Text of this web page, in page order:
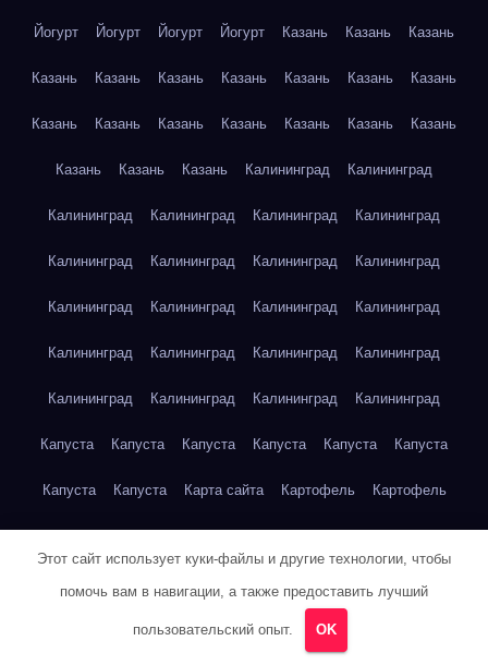
Йогурт Йогурт Йогурт Йогурт Казань Казань Казань
Казань Казань Казань Казань Казань Казань Казань
Казань Казань Казань Казань Казань Казань Казань
Казань Казань Казань Калининград Калининград
Калининград Калининград Калининград Калининград
Калининград Калининград Калининград Калининград
Калининград Калининград Калининград Калининград
Калининград Калининград Калининград Калининград
Калининград Калининград Калининград Калининград
Капуста Капуста Капуста Капуста Капуста Капуста
Капуста Капуста Карта сайта Картофель Картофель
Кейптаун
Кейптаун Кейптаун Кейптаун
Этот сайт использует куки-файлы и другие технологии, чтобы
помочь вам в навигации, а также предоставить лучший
пользовательский опыт. OK